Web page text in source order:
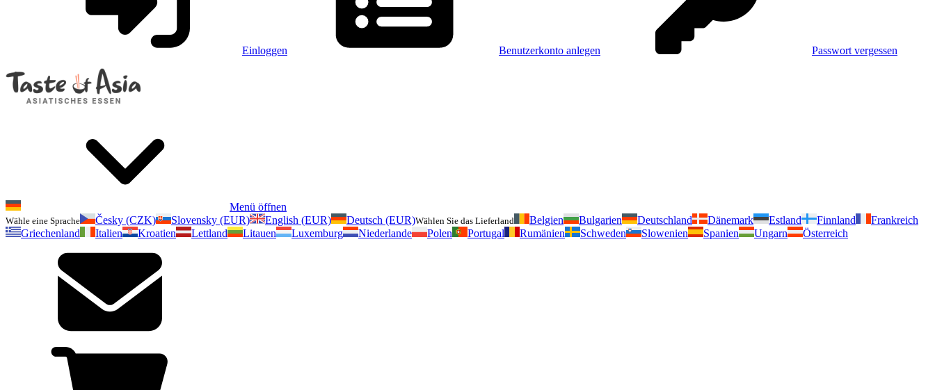
Einloggen Benutzerkonto anlegen Passwort vergessen
Menü öffnen
Wähle eine Sprache Česky (CZK) Slovensky (EUR) English (EUR) Deutsch (EUR)Wählen Sie das Lieferland Belgien Bulgarien Deutschland Dänemark Estland Finnland
Frankreich
Griechenland
Italien Kroatien Lettland Litauen Luxemburg Niederlande Polen Portugal Rumänien Schweden Slowenien Spanien Ungarn Österreich